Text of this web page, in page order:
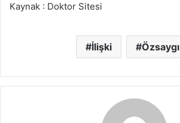
Kaynak : Doktor Sitesi
İlişki Özsaygı